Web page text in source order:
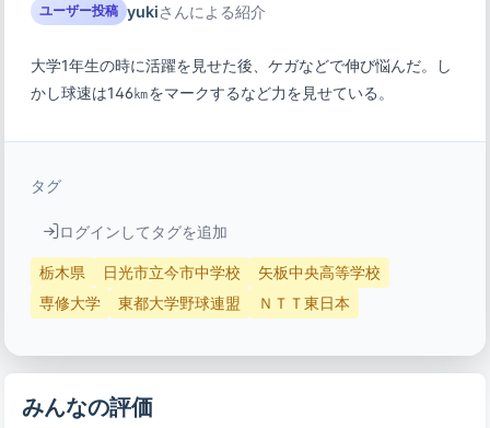
ユーザー投稿 yukiさんによる紹介
大学1年生の時に活躍を見せた後、ケガなどで伸び悩んだ。し
かし球速は146㎞をマークするなど力を見せている。
タグ
ログインしてタグを追加
栃木県 日光市立今市中学校
矢板中央高等学校
専修大学
東都大学野球連盟 ＮＴＴ東日本
みんなの評価